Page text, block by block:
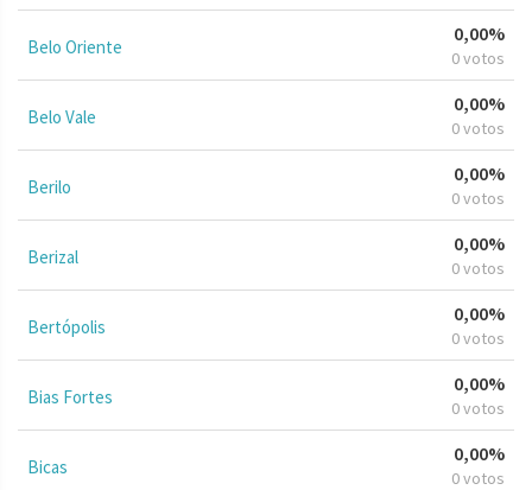
Belo Oriente
0,00%
0 votos
Belo Vale
0,00%
0 votos
Berilo
0,00%
0 votos
Berizal
0,00%
0 votos
Bertópolis
0,00%
0 votos
Bias Fortes
0,00%
0 votos
Bicas
0,00%
0 votos